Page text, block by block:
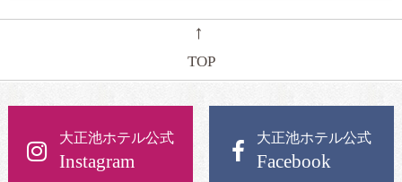
←
TOP
大正池ホテル公式
Instagram
大正池ホテル公式
Facebook